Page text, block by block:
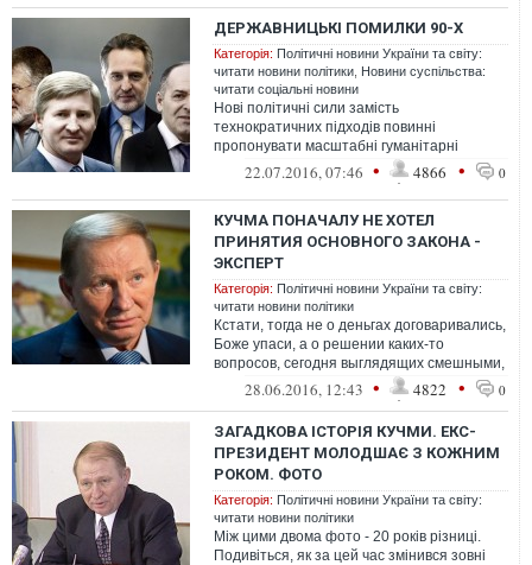
ДЕРЖАВНИЦЬКІ ПОМИЛКИ 90-Х
Категорія: Політичні новини України та світу:
читати новини політики Новини суспільства:
читати соціальні новини
Нові політичні сили замість
технократичних підходів повинні
пропонувати масштабні гуманітарні
проекти. Нові політики повинні чітко і ясно
22.07.2016, 07:46 • 4866 • 0
КУЧМА ПОНАЧАЛУ НЕ ХОТЕЛ
ПРИНЯТИЯ ОСНОВНОГО ЗАКОНА -
ЭКСПЕРТ
Категорія: Політичні новини України та світу:
читати новини політики
Кстати, тогда не о деньгах договаривались,
Боже упаси, а о решении каких-то
вопросов, сегодня выглядящих смешными,
например, выделить компьютеры для ф...
28.06.2016, 12:43 • 4822 • 0
ЗАГАДКОВА ІСТОРІЯ КУЧМИ. ЕКС-
ПРЕЗИДЕНТ МОЛОДШАЄ З КОЖНИМ
РОКОМ. ФОТО
Категорія: Політичні новини України та світу:
читати новини політики
Між цими двома фото - 20 років різниці.
Подивіться, як за цей час змінився зовні